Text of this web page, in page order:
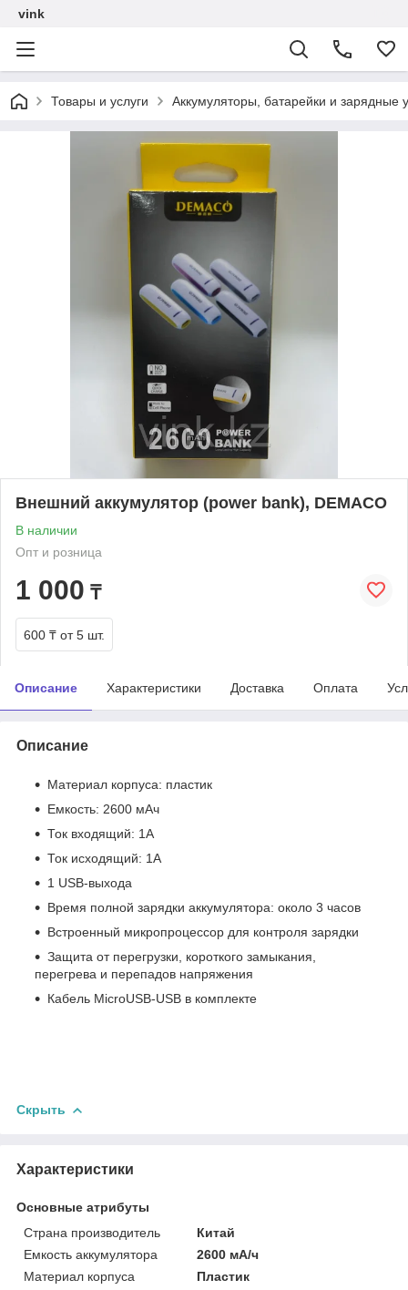
vink
Товары и услуги Аккумуляторы, батарейки и зарядные
Внешний аккумулятор (power bank), DEMACO
В наличии
Опт и розница
1 000 ₸
600 ₸ от 5 шт.
Описание Характеристики Доставка Оплата
Описание
Материал корпуса: пластик
Емкость: 2600 мАч
Ток входящий: 1А
Ток исходящий: 1А
1 USB-выхода
Время полной зарядки аккумулятора: около 3 часов
Встроенный микропроцессор для контроля зарядки
Защита от перегрузки, короткого замыкания,
перегрева и перепадов напряжения
Кабель MicroUSB-USB в комплекте
Скрыть
Характеристики
Основные атрибуты
Страна производитель
Китай
Емкость аккумулятора
2600 мА/ч
Материал корпуса
Пластик